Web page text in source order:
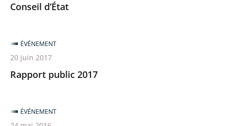
Conseil d’État
Rapport public 2017
ÉVÉNEMENT
20 juin 2017
ÉVÉNEMENT